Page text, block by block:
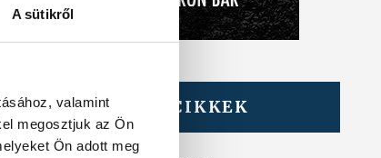
A sütikről
valamint
megosztjuk az Ön
Ön adott meg
TOVÁBBI CIKKEK
KÖZÉLET